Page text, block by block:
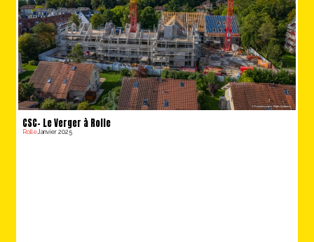
CSC- Le Verger à Rolle
Rolle Janvier 2025